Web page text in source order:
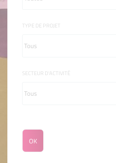
TYPE DE PROJET
SECTEUR D'ACTIVITÉ